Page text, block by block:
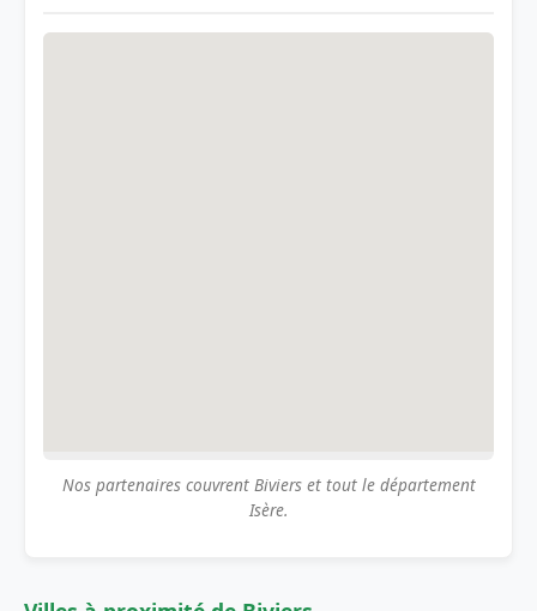
Nos partenaires couvrent Biviers et tout le département
Isère.